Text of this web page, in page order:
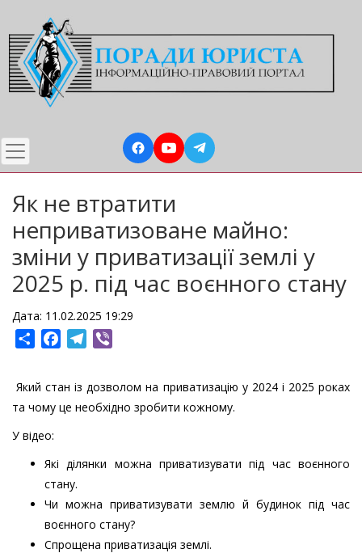
до
основного
вмісту
Як не втратити
неприватизоване майно:
зміни у приватизації землі у
2025 р. під час воєнного стану
Дата: 11.02.2025 19:29
ShareFacebookTelegram
Який стан із дозволом на приватизацію у 2024 і 2025 роках
та чому це необхідно зробити кожному.
У відео:
Які ділянки можна приватизувати під час воєнного
стану.
Чи можна приватизувати землю й будинок під час
воєнного стану?
Спрощена приватизація землі.